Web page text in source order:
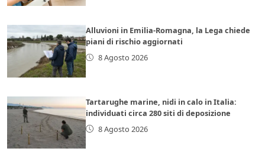
Alluvioni in Emilia-Romagna, la Lega chiede
piani di rischio aggiornati
8 Agosto 2026
Tartarughe marine, nidi in calo in Italia:
individuati circa 280 siti di deposizione
8 Agosto 2026